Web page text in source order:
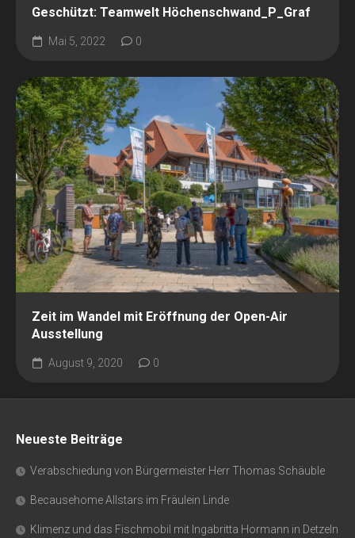
Geschützt: Teamwelt Höchenschwand_P_Graf
Mai 5, 2022 0
Zeit im Wandel mit Eröffnung der Open-Air
Ausstellung
August 9, 2020 0
Neueste Beiträge
Verabschiedung von Bürgermeister Herr Thomas Schäuble
Becausehome Allstars im Fräulein Linde
Klimenz und das Fischmobil mit Ingabritta Hormann in Detzeln